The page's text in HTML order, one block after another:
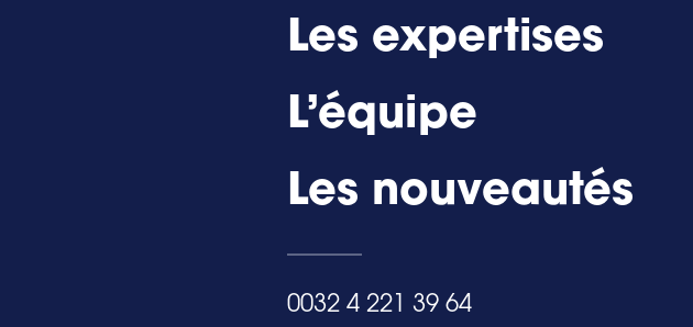
Les expertises
L’équipe
Les nouveautés
0032 4 221 39 64